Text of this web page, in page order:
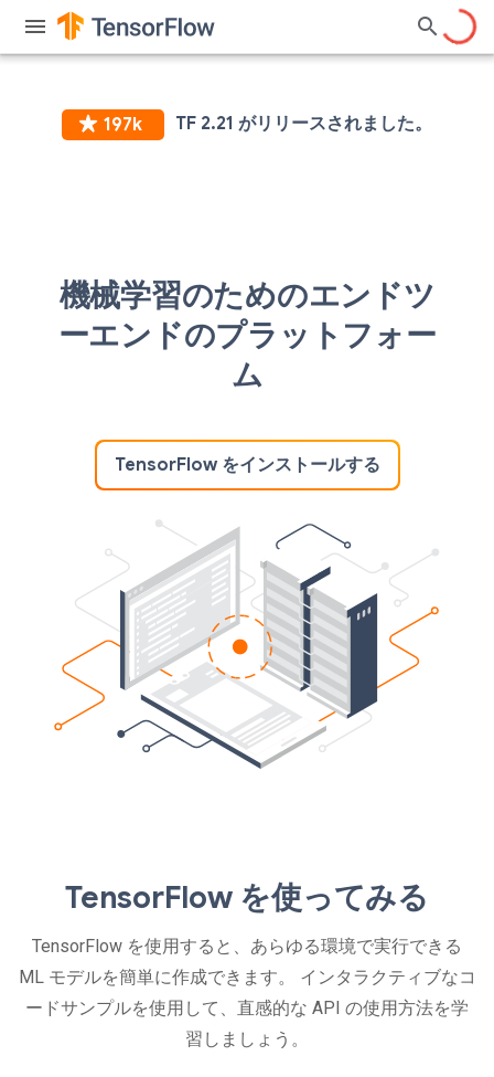
機械学習のためのエンドツ
ーエンドのプラットフォー
ム
TensorFlow をインストールする
TensorFlow を使ってみる
TensorFlow を使用すると、あらゆる環境で実行できる
ML モデルを簡単に作成できます。 インタラクティブなコ
ードサンプルを使用して、直感的な API の使用方法を学
習しましょう。